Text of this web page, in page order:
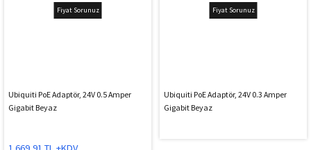
Fiyat Sorunuz
Ubiquiti PoE Adaptör, 24V 0.5 Amper
Gigabit Beyaz
Fiyat Sorunuz
Ubiquiti PoE Adaptör, 24V 0.3 Amper
Gigabit Beyaz